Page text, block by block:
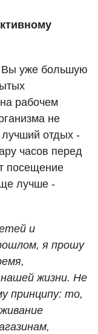
Вы уже большую
рабочем
не
отдых -
часов перед
посещение
лучше -
и
я прошу
нашей жизни. Не
принципу: то,